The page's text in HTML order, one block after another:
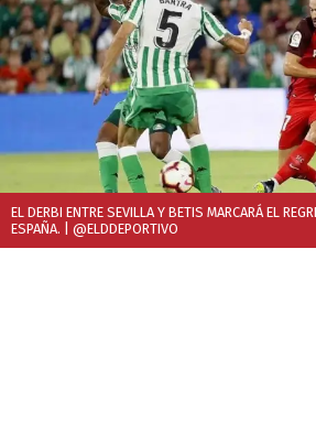
EL DERBI ENTRE SEVILLA Y BETIS MARCARÁ EL
ESPAÑA. | @ELDDEPORTIVO